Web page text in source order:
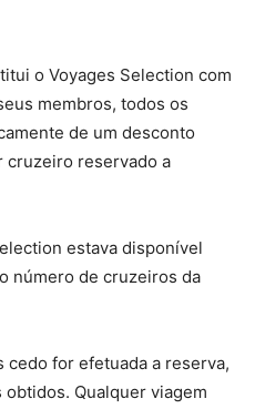
o Voyages Selection com
membros, todos os
de um desconto
cruzeiro reservado a
estava disponível
número de cruzeiros da
cedo for efetuada a reserva,
Qualquer viagem